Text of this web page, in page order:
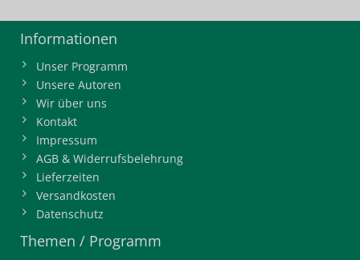
Informationen
Unser Programm
Unsere Autoren
Wir über uns
Kontakt
Impressum
AGB & Widerrufsbelehrung
Lieferzeiten
Versandkosten
Datenschutz
Themen / Programm